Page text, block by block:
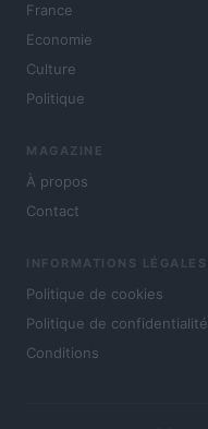
France
Economie
Culture
Politique
MAGAZINE
À propos
Contact
INFORMATIONS LÉGALES
Politique de cookies
Politique de confidentialité
Conditions